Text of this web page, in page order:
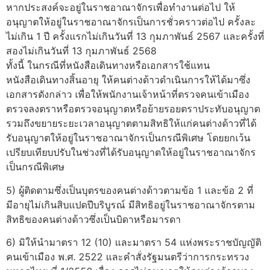
หากประสงค์จะอยู่ในราชอาณาจักรเพื่อทำงานต่อไป ให้
อนุญาตให้อยู่ในราชอาณาจักรเป็นการชั่วคราวต่อไป ครั้งละ
ไม่เกิน 1 ปี ครั้งแรกไม่เกินวันที่ 13 กุมภาพันธ์ 2567 และครั้งที่
สองไม่เกินวันที่ 13 กุมภาพันธ์ 2568
ทั้งนี้ ในกรณีที่หนังสือเดินทางหรือเอกสารใช้แทน
หนังสือเดินทางสิ้นอายุ ให้คนต่างด้าวดำเนินการให้ได้มาซึ่ง
เอกสารดังกล่าว เพื่อให้พนักงานเจ้าหน้าที่ตรวจคนเข้าเมือง
ตรวจลงตราหรือตรวจอนุญาตหรือย้ายรอยตราประทับอนุญาต
รวมถึงขยายระยะเวลาอนุญาตตามสิทธิให้แก่คนต่างด้าวที่ได้
รับอนุญาตให้อยู่ในราชอาณาจักรเป็นกรณีพิเศษ โดยยกเว้น
เปรียบเทียบปรับในช่วงที่ได้รับอนุญาตให้อยู่ในราชอาณาจักร
เป็นกรณีพิเศษ
5) ผู้ติดตามซึ่งเป็นบุตรของคนต่างด้าวตามข้อ 1 และข้อ 2 ที่
มีอายุไม่เกินสิบแปดปีบริบูรณ์ มีสิทธิอยู่ในราชอาณาจักรตาม
สิทธิของคนต่างด้าวซึ่งเป็นบิดาหรือมารดา
6) มิให้นำมาตรา 12 (10) และมาตรา 54 แห่งพระราชบัญญัติ
คนเข้าเมือง พ.ศ. 2522 และคำสั่งรัฐมนตรีว่าการกระทรวง